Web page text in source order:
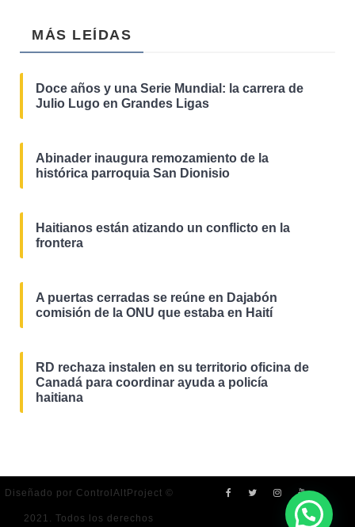
MÁS LEÍDAS
Doce años y una Serie Mundial: la carrera de
Julio Lugo en Grandes Ligas
Abinader inaugura remozamiento de la
histórica parroquia San Dionisio
Haitianos están atizando un conflicto en la
frontera
A puertas cerradas se reúne en Dajabón
comisión de la ONU que estaba en Haití
RD rechaza instalen en su territorio oficina de
Canadá para coordinar ayuda a policía
haitiana
Diseñado por ControlAltProject ©
2021. Todos los derechos